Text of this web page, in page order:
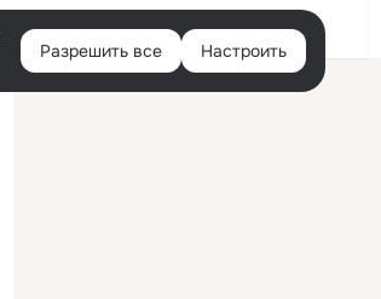
Войти
Разрешить все Настроить